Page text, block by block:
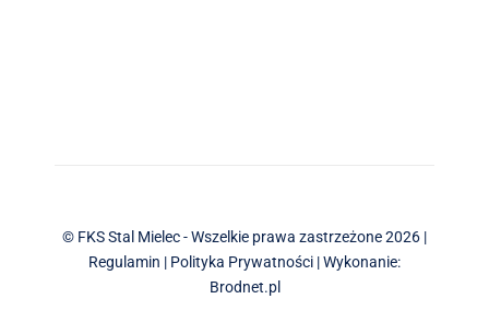
© FKS Stal Mielec - Wszelkie prawa zastrzeżone 2026 |
Regulamin | Polityka Prywatności | Wykonanie:
Brodnet.pl